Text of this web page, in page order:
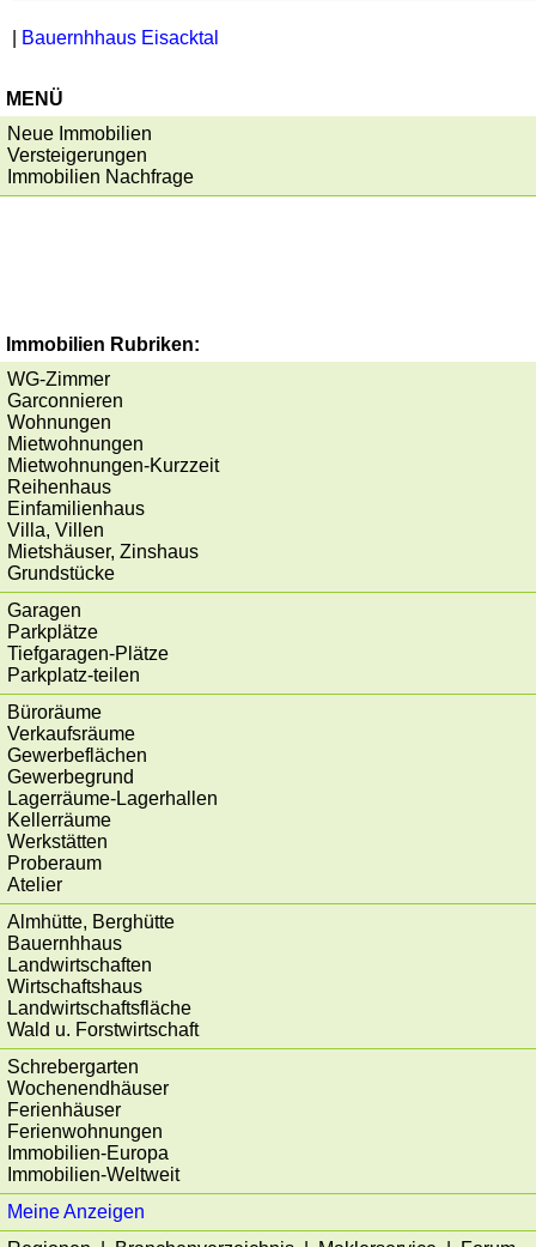
Bauernhhaus Eisacktal
MENÜ
Neue Immobilien
Versteigerungen
Immobilien Nachfrage
Immobilien Rubriken:
WG-Zimmer
Garconnieren
Wohnungen
Mietwohnungen
Mietwohnungen-Kurzzeit
Reihenhaus
Einfamilienhaus
Villa, Villen
Mietshäuser, Zinshaus
Grundstücke
Garagen
Parkplätze
Tiefgaragen-Plätze
Parkplatz-teilen
Büroräume
Verkaufsräume
Gewerbeflächen
Gewerbegrund
Lagerräume-Lagerhallen
Kellerräume
Werkstätten
Proberaum
Atelier
Almhütte, Berghütte
Bauernhhaus
Landwirtschaften
Wirtschaftshaus
Landwirtschaftsfläche
Wald u. Forstwirtschaft
Schrebergarten
Wochenendhäuser
Ferienhäuser
Ferienwohnungen
Immobilien-Europa
Immobilien-Weltweit
Meine Anzeigen